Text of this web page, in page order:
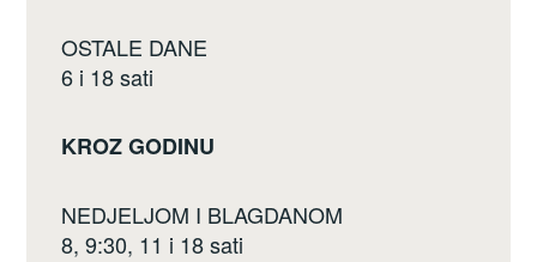
OSTALE DANE
6 i 18 sati
KROZ GODINU
NEDJELJOM I BLAGDANOM
8, 9:30, 11 i 18 sati